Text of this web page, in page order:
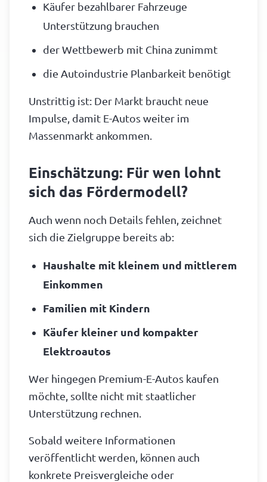
Käufer bezahlbarer Fahrzeuge
Unterstützung brauchen
der Wettbewerb mit China zunimmt
die Autoindustrie Planbarkeit benötigt
Unstrittig ist: Der Markt braucht neue
Impulse, damit E-Autos weiter im
Massenmarkt ankommen.
Einschätzung: Für wen lohnt
sich das Fördermodell?
Auch wenn noch Details fehlen, zeichnet
sich die Zielgruppe bereits ab:
Haushalte mit kleinem und mittlerem
Einkommen
Familien mit Kindern
Käufer kleiner und kompakter
Elektroautos
Wer hingegen Premium-E-Autos kaufen
möchte, sollte nicht mit staatlicher
Unterstützung rechnen.
Sobald weitere Informationen
veröffentlicht werden, können auch
konkrete Preisvergleiche oder